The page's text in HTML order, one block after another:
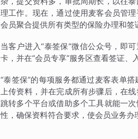
理工作。现在，通过使用麦客会员管
会员聚合提供所有类型的保险办理和签
当客户进入“泰签保”微信公众号，即
卡，并在“会员专享”服务区查看签证、
“泰签保”的每项服务都通过麦客表单
上传资料，并在完成所有步骤后，在
跳转多个平台或借助多个工具就能一
性，确保资料符合要求，使会员业务办